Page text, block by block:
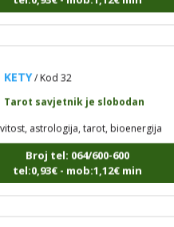
astrologija, tarot, bioenergija
Broj tel: 064/600-600
tel:0,93€ - mob:1,12€ min